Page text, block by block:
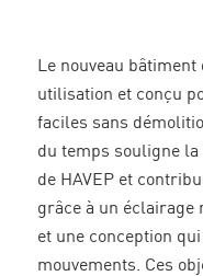
Le nouveau
utilisation et conçu
faciles sans
du temps souligne
de HAVEP et
grâce à un éclairage
et une conception
mouvements. Ces